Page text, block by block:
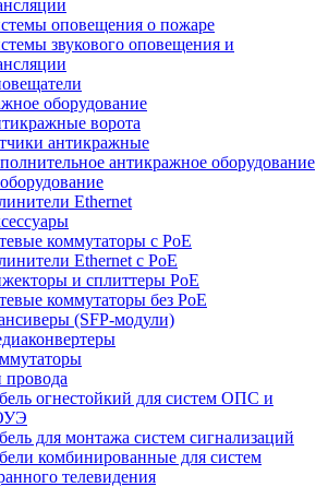
оповещения о пожаре
звукового оповещения и
оборудование
ворота
антикражные
антикражное оборудование
Ethernet
коммутаторы с РоЕ
Ethernet с PoE
и сплиттеры РоЕ
коммутаторы без РоЕ
(SFP-модули)
провода
огнестойкий для систем ОПС и
для монтажа систем сигнализаций
комбинированные для систем
телевидения